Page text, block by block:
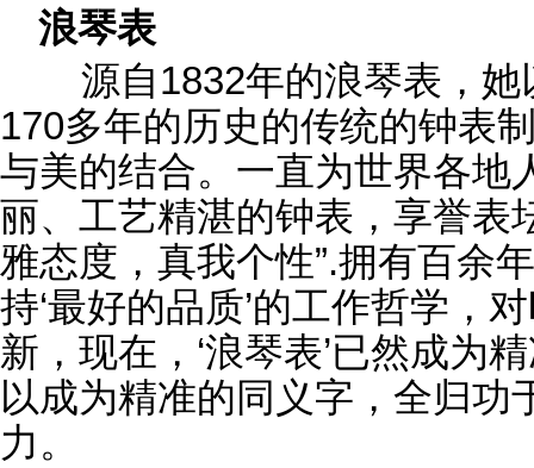
浪琴表
源自1832年的浪琴表，她
170多年的历史的传统的钟表
与美的结合。一直为世界各地
丽、工艺精湛的钟表，享誉表
雅态度，真我个性”.拥有百余
持‘最好的品质’的工作哲学，
新，现在，‘浪琴表’已然成为
以成为精准的同义字，全归功
力。